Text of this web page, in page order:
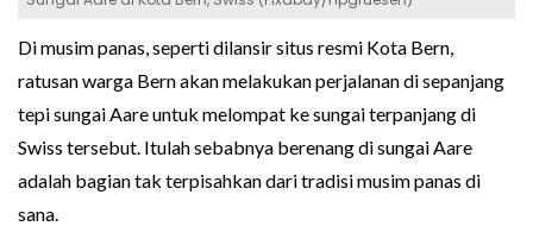
Di musim panas, seperti dilansir situs resmi Kota Bern,
ratusan warga Bern akan melakukan perjalanan di sepanjang
tepi sungai Aare untuk melompat ke sungai terpanjang di
Swiss tersebut. Itulah sebabnya berenang di sungai Aare
adalah bagian tak terpisahkan dari tradisi musim panas di
sana.